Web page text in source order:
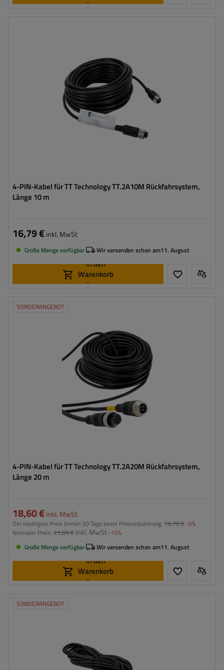
legen
4-PIN-Kabel für TT Technology TT.2A10M Rückfahrsystem,
Länge 10 m
16,79 €inkl. MwSt
Große Menge verfügbar Wir versenden schon am11. August
In den
Warenkorb
legen
SONDERANGEBOT
4-PIN-Kabel für TT Technology TT.2A20M Rückfahrsystem,
Länge 20 m
18,60 €inkl. MwSt
Der niedrigste Preis binnen 30 Tage bevor Preisreduzierung: 19,70 € -5%
Normaler Preis: 21,89 € inkl. MwSt -15%
Große Menge verfügbar
Wir versenden schon am11. August
In den
Warenkorb
legen
SONDERANGEBOT